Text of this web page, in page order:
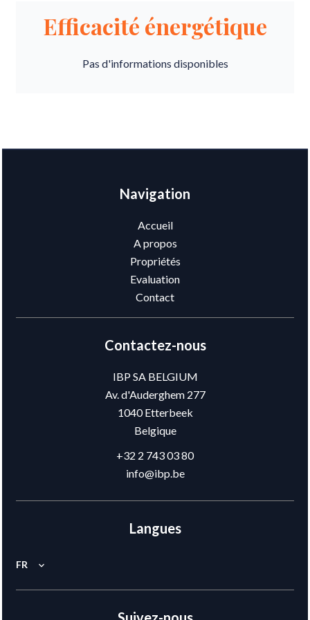
Efficacité énergétique
Pas d'informations disponibles
Navigation
Accueil
A propos
Propriétés
Evaluation
Contact
Contactez-nous
IBP SA BELGIUM
Av. d'Auderghem 277
1040Etterbeek
Belgique
+32 2 743 03 80
info@ibp.be
Langues
FR